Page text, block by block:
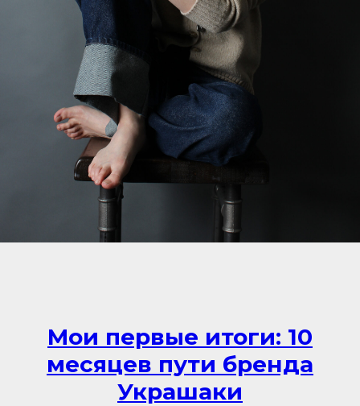
Мои первые итоги: 10
месяцев пути бренда
Украшаки